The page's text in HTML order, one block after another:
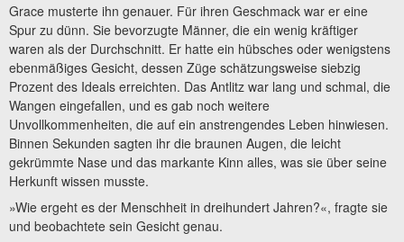
Grace musterte ihn genauer. Für ihren Geschmack war er eine
Spur zu dünn. Sie bevorzugte Männer, die ein wenig kräftiger
waren als der Durchschnitt. Er hatte ein hübsches oder wenigstens
ebenmäßiges Gesicht, dessen Züge schätzungsweise siebzig
Prozent des Ideals erreichten. Das Antlitz war lang und schmal, die
Wangen eingefallen, und es gab noch weitere
Unvollkommenheiten, die auf ein anstrengendes Leben hinwiesen.
Binnen Sekunden sagten ihr die braunen Augen, die leicht
gekrümmte Nase und das markante Kinn alles, was sie über seine
Herkunft wissen musste.
»Wie ergeht es der Menschheit in dreihundert Jahren?«, fragte sie
und beobachtete sein Gesicht genau.